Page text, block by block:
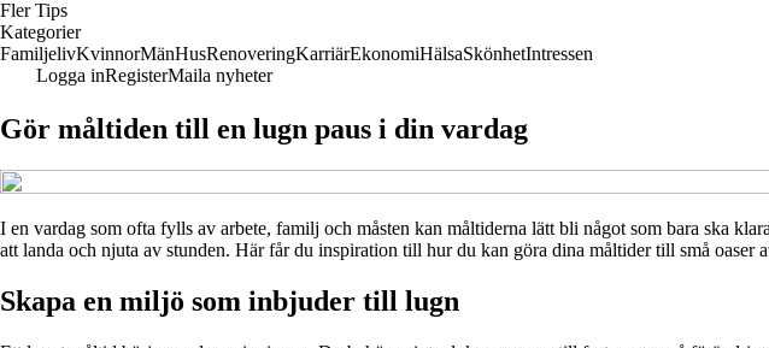
Fler Tips
Kategorier
FamiljelivKvinnorMänHusRenoveringKarriärEkonomiHälsaSkönhetIntressen
Logga inRegisterMaila nyheter
Gör måltiden till en lugn paus i din vardag
I en vardag som ofta fylls av arbete, familj och måsten kan måltiderna lätt bli något som bara ska
att landa och njuta av stunden. Här får du inspiration till hur du kan göra dina måltider till små oaser
Skapa en miljö som inbjuder till lugn